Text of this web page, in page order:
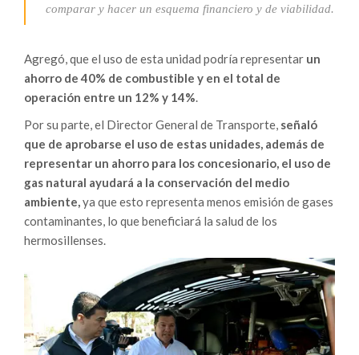
comparar y hacer un esquema financiero y de viabilidad.
Agregó, que el uso de esta unidad podría representar un
ahorro de 40% de combustible y en el total de
operación entre un 12% y 14%.
Por su parte, el Director General de Transporte, señaló
que de aprobarse el uso de estas unidades, además de
representar un ahorro para los concesionario, el uso de
gas natural ayudará a la conservación del medio
ambiente,ya que esto representa menos emisión de gases
contaminantes, lo que beneficiará la salud de los
hermosillenses.